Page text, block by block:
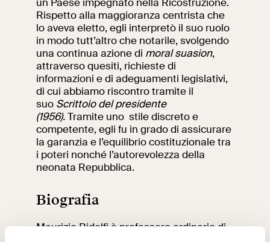
Rispetto alla maggioranza centrista che
lo aveva eletto, egli interpretò il suo ruolo
in modo tutt’altro che notarile, svolgendo
una continua azione di moral suasion,
attraverso quesiti, richieste di
informazioni e di adeguamenti legislativi,
di cui abbiamo riscontro tramite il
suo Scrittoio del presidente
(1956).Tramite uno stile discreto e
competente, egli fu in grado di assicurare
la garanzia e l’equilibrio costituzionale tra
i poteri nonché l’autorevolezza della
neonata Repubblica.
Biografia
Maurizio Ridolfi è professore ordinario di